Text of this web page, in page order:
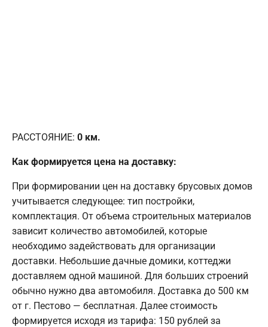
РАССТОЯНИЕ: 0 км.
Как формируется цена на доставку:
При формировании цен на доставку брусовых домов
учитывается следующее: тип постройки,
комплектация. От объема строительных материалов
зависит количество автомобилей, которые
необходимо задействовать для организации
доставки. Небольшие дачные домики, коттеджи
доставляем одной машиной. Для больших строений
обычно нужно два автомобиля. Доставка до 500 км
от г. Пестово — бесплатная. Далее стоимость
формируется исходя из тарифа: 150 рублей за